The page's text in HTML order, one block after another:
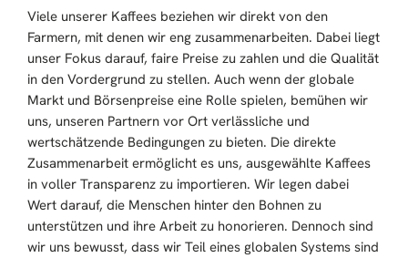
„Toller Kaffee mit schöner Auswahl und
großartiger Kundenservice!! Hier bekomme
ich den perfekten Kaffee um meinen
Moccamaster zu füttern."
Carsten Ellender
„Kaffee nur noch hier. Perfekter Kaffee,
stilvoll eingerichtet, sehr freundliche und
kompetente Mitarbeiter. Was will man mehr.
Wir kommen immer wieder.“
Viele unserer Kaffees beziehen wir direkt von den
Farmern, mit denen wir eng zusammenarbeiten. Dabei liegt
unser Fokus darauf, faire Preise zu zahlen und die Qualität
in den Vordergrund zu stellen. Auch wenn der globale
Markt und Börsenpreise eine Rolle spielen, bemühen wir
uns, unseren Partnern vor Ort verlässliche und
wertschätzende Bedingungen zu bieten. Die direkte
Zusammenarbeit ermöglicht es uns, ausgewählte Kaffees
in voller Transparenz zu importieren. Wir legen dabei
Wert darauf, die Menschen hinter den Bohnen zu
unterstützen und ihre Arbeit zu honorieren. Dennoch sind
wir uns bewusst, dass wir Teil eines globalen Systems sind